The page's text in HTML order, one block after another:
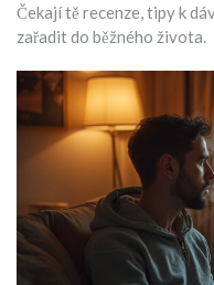
Čekají tě recenze, tipy k
zařadit do běžného života.